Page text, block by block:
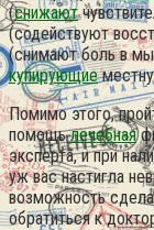
(снижают
(содействуют
(снимают боль в
купирующие
Помимо этого,
помощьлечебная
эксперта, и при
уж вас настигла
возможность
обратиться к